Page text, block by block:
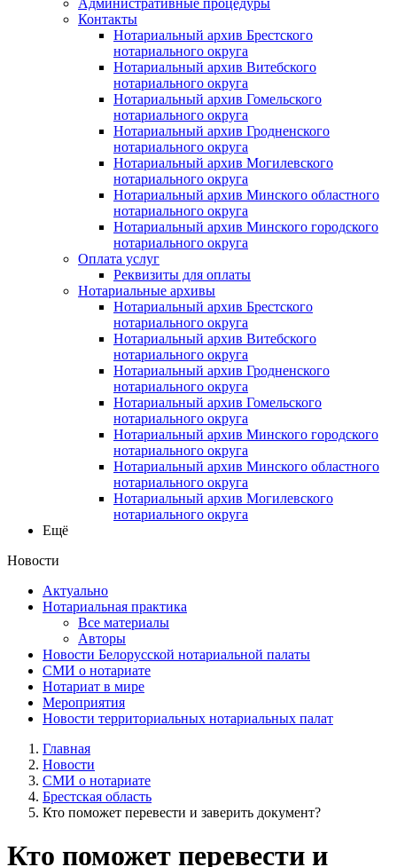
Контакты
Нотариальный архив Брестского
нотариального округа
Нотариальный архив Витебского
нотариального округа
Нотариальный архив Гомельского
нотариального округа
Нотариальный архив Гродненского
нотариального округа
Нотариальный архив Могилевского
нотариального округа
Нотариальный архив Минского областного
нотариального округа
Нотариальный архив Минского городского
нотариального округа
Оплата услуг
Реквизиты для оплаты
Нотариальные архивы
Нотариальный архив Брестского
нотариального округа
Нотариальный архив Витебского
нотариального округа
Нотариальный архив Гродненского
нотариального округа
Нотариальный архив Гомельского
нотариального округа
Нотариальный архив Минского городского
нотариального округа
Нотариальный архив Минского областного
нотариального округа
Нотариальный архив Могилевского
нотариального округа
Ещё
Новости
Актуально
Нотариальная практика
Все материалы
Авторы
Новости Белорусской нотариальной палаты
СМИ о нотариате
Нотариат в мире
Мероприятия
Новости территориальных нотариальных палат
Главная
Новости
СМИ о нотариате
Брестская область
Кто поможет перевести и заверить документ?
Кто поможет перевести и